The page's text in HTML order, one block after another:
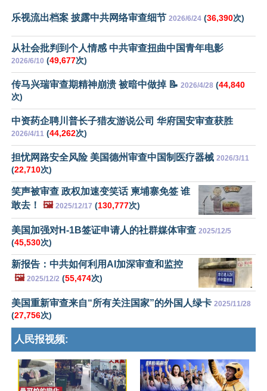
乐视流出档案 披露中共网络审查细节 2026/6/24 (36,390次)
从社会批判到个人情感 中共审查扭曲中国青年电影
2026/6/10 (49,677次)
传马兴瑞审查期精神崩溃 被暗中做掉 📝 2026/4/28 (44,840
次)
中资药企聘川普长子猎友游说公司 华府国安审查获胜
2026/4/11 (44,262次)
担忧网路安全风险 美国德州审查中国制医疗器械 2026/3/11
(22,710次)
笑声被审查 政权加速变笑话 柬埔寨免签 谁
敢去！
🖼️ 2025/12/17 (130,777次)
美国加强对H-1B签证申请人的社群媒体审查 2025/12/5
(45,530次)
新报告：中共如何利用AI加深审查和监控
🖼️ 2025/12/2 (55,474次)
美国重新审查来自“所有关注国家”的外国人绿卡 2025/11/28
(27,756次)
人民报视频: